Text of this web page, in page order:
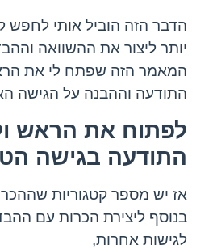
הדבר הזה הוביל אותי לחפש
יותר ליצור את ההשוואה
המאמר הזה שפתח לי את
התודעה וההבנה על הגישה
לפתוח את הראש
התודעה בגישה
אז יש מספר קטגוריות
לגישות אחרות,